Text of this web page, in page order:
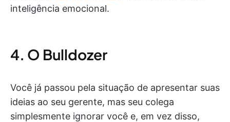
inteligência emocional.
4. O Bulldozer
Você já passou pela situação de apresentar suas
ideias ao seu gerente, mas seu colega
simplesmente ignorar você e, em vez disso,